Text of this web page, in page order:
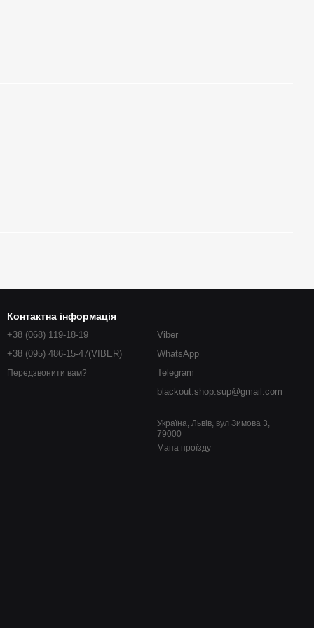
Контактна інформація
+38 (068) 119-18-19
+38 (095) 486-15-47(VIBER)
Передзвонити вам?
Viber
WhatsApp
Telegram
blackout.shop.sup@gmail.com
Україна, Львів, вул Зимова 3,
79000
Мапа проїзду